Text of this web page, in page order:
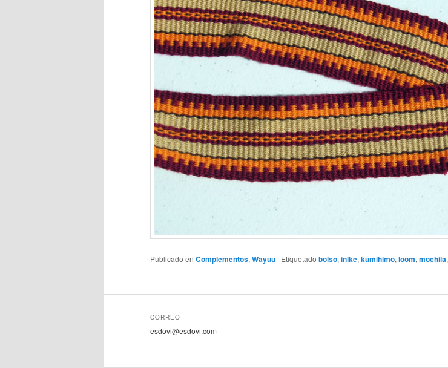
Publicado en Complementos, Wayuu | Etiquetado bolso, inlke, kumihimo, loom, mochila,
CORREO
esdovi@esdovi.com